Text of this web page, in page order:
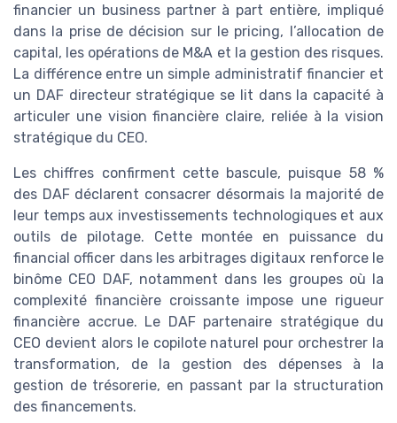
financier un business partner à part entière, impliqué
dans la prise de décision sur le pricing, l’allocation de
capital, les opérations de M&A et la gestion des risques.
La différence entre un simple administratif financier et
un DAF directeur stratégique se lit dans la capacité à
articuler une vision financière claire, reliée à la vision
stratégique du CEO.
Les chiffres confirment cette bascule, puisque 58 %
des DAF déclarent consacrer désormais la majorité de
leur temps aux investissements technologiques et aux
outils de pilotage. Cette montée en puissance du
financial officer dans les arbitrages digitaux renforce le
binôme CEO DAF, notamment dans les groupes où la
complexité financière croissante impose une rigueur
financière accrue. Le DAF partenaire stratégique du
CEO devient alors le copilote naturel pour orchestrer la
transformation, de la gestion des dépenses à la
gestion de trésorerie, en passant par la structuration
des financements.